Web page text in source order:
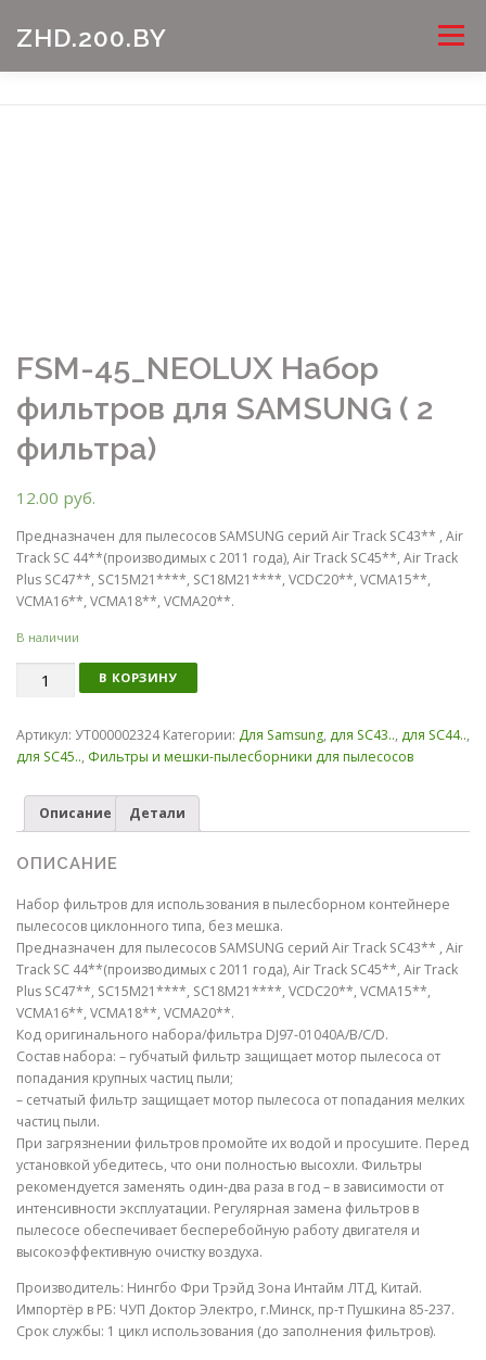
ZHD.200.BY
FSM-45_NEOLUX Набор
фильтров для SAMSUNG ( 2
фильтра)
12.00 руб.
Предназначен для пылесосов SAMSUNG серий Air Track SC43** , Air
Track SC 44**(производимых с 2011 года), Air Track SC45**, Air Track
Plus SC47**, SC15M21****, SC18M21****, VCDC20**, VCMA15**,
VCMA16**, VCMA18**, VCMA20**.
В наличии
Количество В КОРЗИНУ
Артикул: УТ000002324 Категории: Для Samsung, для SC43.., для SC44..,
для SC45.., Фильтры и мешки-пылесборники для пылесосов
Описание Детали
ОПИСАНИЕ
Набор фильтров для использования в пылесборном контейнере
пылесосов циклонного типа, без мешка.
Предназначен для пылесосов SAMSUNG серий Air Track SC43** , Air
Track SC 44**(производимых с 2011 года), Air Track SC45**, Air Track
Plus SC47**, SC15M21****, SC18M21****, VCDC20**, VCMA15**,
VCMA16**, VCMA18**, VCMA20**.
Код оригинального набора/фильтра DJ97-01040A/B/С/D.
Состав набора: – губчатый фильтр защищает мотор пылесоса от
попадания крупных частиц пыли;
– сетчатый фильтр защищает мотор пылесоса от попадания мелких
частиц пыли.
При загрязнении фильтров промойте их водой и просушите. Перед
установкой убедитесь, что они полностью высохли. Фильтры
рекомендуется заменять один-два раза в год – в зависимости от
интенсивности эксплуатации. Регулярная замена фильтров в
пылесосе обеспечивает бесперебойную работу двигателя и
высокоэффективную очистку воздуха.
Производитель: Нингбо Фри Трэйд Зона Интайм ЛТД, Китай.
Импортёр в РБ: ЧУП Доктор Электро, г.Минск, пр-т Пушкина 85-237.
Срок службы: 1 цикл использования (до заполнения фильтров).